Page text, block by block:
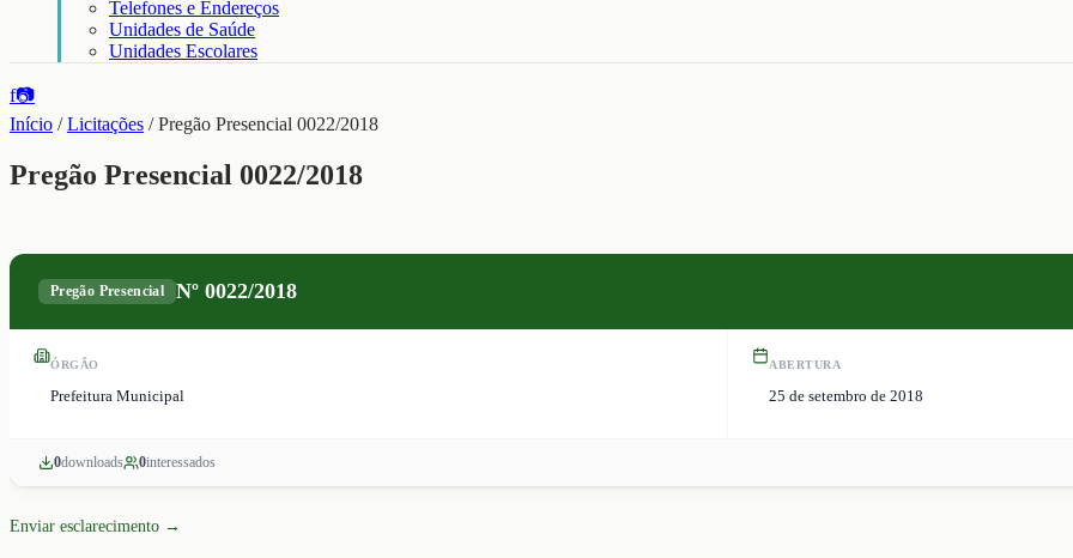
Telefones e Endereços
Unidades de Saúde
Unidades Escolares
f📷
Início /Licitações /Pregão Presencial 0022/2018
Pregão Presencial 0022/2018
Pregão Presencial Nº0022/2018
ÓRGÃO
Prefeitura Municipal
ABERTURA
25 de setembro de 2018
0downloads 0interessados
Enviar esclarecimento →